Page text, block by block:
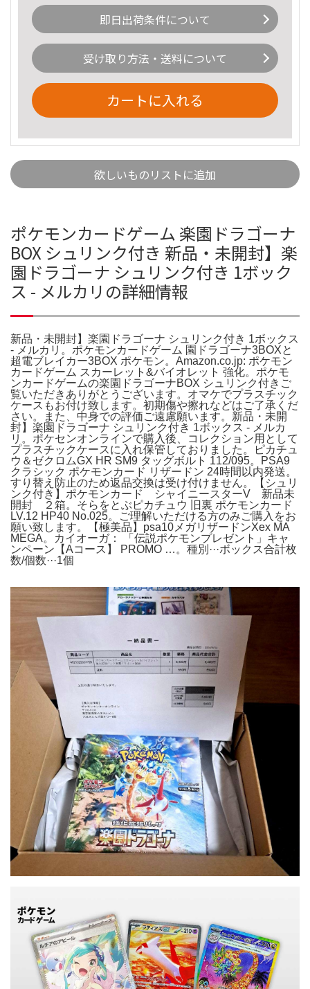
即日出荷条件について
受け取り方法・送料について
カートに入れる
欲しいものリストに追加
ポケモンカードゲーム 楽園ドラゴーナ
BOX シュリンク付き 新品・未開封】楽
園ドラゴーナ シュリンク付き 1ボック
ス - メルカリの詳細情報
新品・未開封】楽園ドラゴーナ シュリンク付き 1ボックス
- メルカリ。ポケモンカードゲーム 園ドラゴーナ3BOXと
超電ブレイカー3BOX ポケモン。Amazon.co.jp: ポケモン
カードゲーム スカーレット&バイオレット 強化。ポケモ
ンカードゲームの楽園ドラゴーナBOX シュリンク付きご
覧いただきありがとうございます。オマケでプラスチック
ケースもお付け致します。初期傷や擦れなどはご了承くだ
さい。また、中身での評価ご遠慮願います。新品・未開
封】楽園ドラゴーナ シュリンク付き 1ボックス - メルカ
リ。ポケセンオンラインで購入後、コレクション用として
プラスチックケースに入れ保管しておりました。ピカチュ
ウ＆ゼクロムGX HR SM9 タッグボルト 112/095。PSA9
クラシック ポケモンカード リザードン 24時間以内発送。
すり替え防止のため返品交換は受け付けません。【シュリ
ンク付き】ポケモンカード シャイニースターV 新品未
開封 ２箱。そらをとぶピカチュウ 旧裏 ポケモンカード
LV.12 HP40 No.025。ご理解いただける方のみご購入をお
願い致します。【極美品】psa10メガリザードンXex MA
MEGA。カイオーガ： 「伝説ポケモンプレゼント」キャ
ンペーン【Aコース】 PROMO …。種別···ボックス合計枚
数/個数···1個